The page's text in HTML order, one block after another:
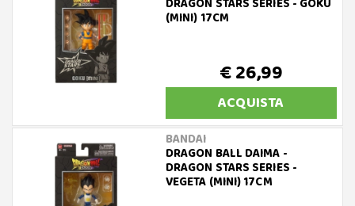
DRAGON STARS SERIES - GOKU
(MINI) 17CM
€ 26,99
ACQUISTA
BANDAI
DRAGON BALL DAIMA -
DRAGON STARS SERIES -
VEGETA (MINI) 17CM